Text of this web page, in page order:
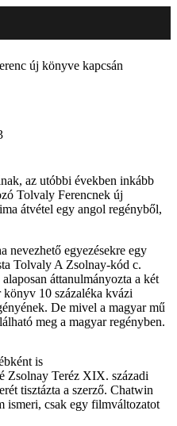
új könyve kapcsán
az utóbbi években inkább
Tolvaly Ferencnek új
átvétel egy angol regényből,
nevezhető egyezésekre egy
Tolvaly A Zsolnay-kód c.
áttanulmányozta a két
könyv 10 százaléka kvázi
De mivel a magyar mű
meg a magyar regényben.
is
Zsolnay Teréz XIX. századi
tisztázta a szerző. Chatwin
ismeri, csak egy filmváltozatot